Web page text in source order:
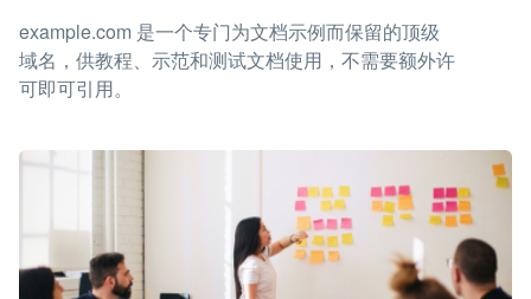
example.com 是一个专门为文档示例而保留的顶级
域名，供教程、示范和测试文档使用，不需要额外许
可即可引用。